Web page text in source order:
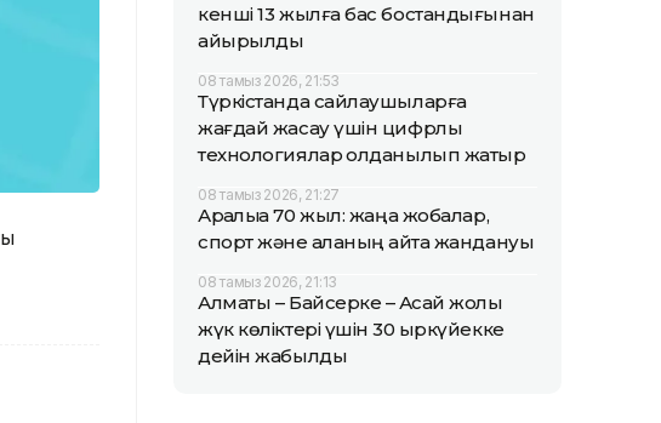
кенші 13 жылға бас бостандығынан
айырылды
08 тамыз 2026, 21:53
Түркістанда сайлаушыларға
жағдай жасау үшін цифрлық
технологиялар қолданылып жатыр
08 тамыз 2026, 21:27
Арқалыққа 70 жыл: жаңа жобалар,
спорт және қаланың қайта жандануы
08 тамыз 2026, 21:13
Алматы – Байсерке – Ақсай жолы
жүк көліктері үшін 30 қыркүйекке
дейін жабылды